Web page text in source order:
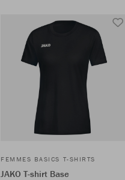
FEMMES BASICS T-SHIRTS
JAKO T-shirt Base